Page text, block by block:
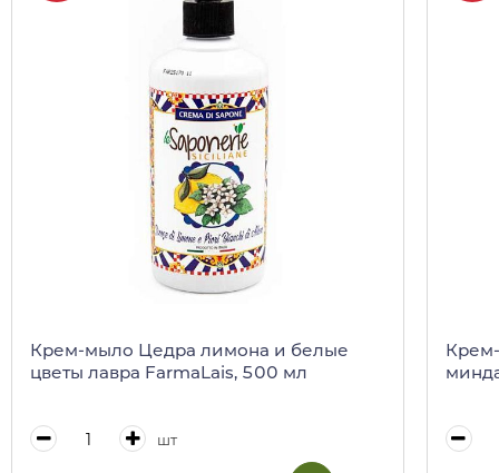
Крем-мыло Цедра лимона и белые
цветы лавра FarmaLais, 500 мл
шт